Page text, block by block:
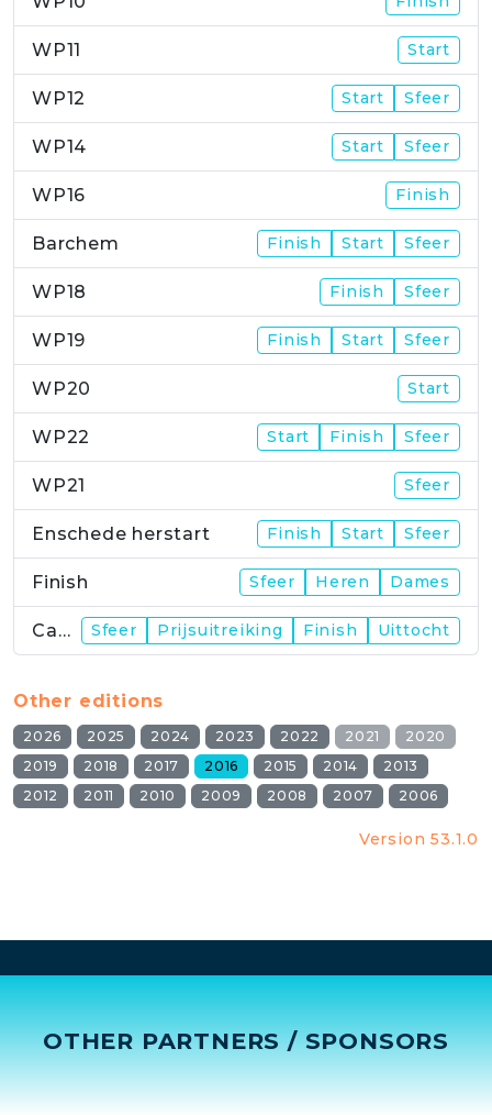
WP11 Start
WP12 Start Sfeer
WP14 Start Sfeer
WP16 Finish
Barchem Finish Start Sfeer
WP18 Finish Sfeer
WP19 Finish Start Sfeer
WP20 Start
WP22 Start Finish Sfeer
WP21 Sfeer
Enschede herstart Finish Start Sfeer
Finish Sfeer Heren Dames
Campus Sfeer Prijsuitreiking Finish Uittocht
Other editions
2026 2025 2024 2023 2022 2021
2020
2019
2018 2017 2016 2015 2014
2013
2012
2011 2010 2009 2008 2007 2006
Version 53.1.0
OTHER PARTNERS / SPONSORS